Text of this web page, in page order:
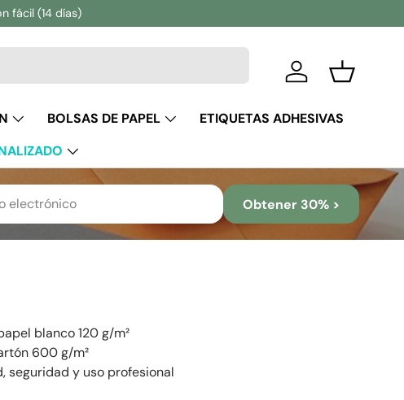
fácil (14 días)
Iniciar sesión
Cesta
BOLSAS DE PAPEL
ETIQUETAS ADHESIVAS
Obtener 30% >
blanco 120 g/m²
600 g/m²
seguridad y uso profesional